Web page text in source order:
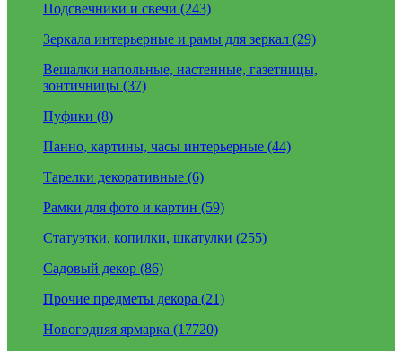
Подсвечники и свечи (243)
Зеркала интерьерные и рамы для зеркал (29)
Вешалки напольные, настенные, газетницы,
зонтичницы (37)
Пуфики (8)
Панно, картины, часы интерьерные (44)
Тарелки декоративные (6)
Рамки для фото и картин (59)
Статуэтки, копилки, шкатулки (255)
Садовый декор (86)
Прочие предметы декора (21)
Новогодняя ярмарка (17720)